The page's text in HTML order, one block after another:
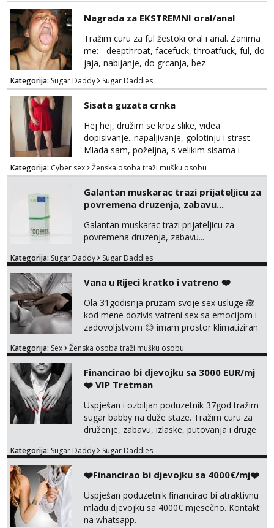
možeš nešto od toga i spremna si, javi se.
Nagrada za EKSTREMNI oral/anal
Tražim curu za ful žestoki oral i anal. Zanima
me: - deepthroat, facefuck, throatfuck, ful, do
jaja, nabijanje, do grcanja, bez
ograničavanja... - fisting (ili big insertions),
gaping, DAP/TAP, prolapse, sirenje... Ako
možeš nešto od toga i spremna si, javi se.
Nagrada po želji (od 500€ naviše, ovisi o
tome sto možeš)
Kategorija: Sugar Daddy Sugar Daddies
Sisata guzata crnka
Hej hej, družim se kroz slike, videa
dopisivanje...napaljivanje, golotinju i strast.
Mlada sam, poželjna, s velikim sisama i
guzom. 😉 Kontakt: Telegram: nebojezuto
Google chat/Gmail smmaprivatni@gmail.com
Kategorija: Cyber sex Ženska osoba traži mušku osobu
Galantan muskarac trazi prijateljicu za
povremena druzenja, zabavu...
Galantan muskarac trazi prijateljicu za
povremena druzenja, zabavu...
Kategorija: Sugar Daddy Sugar Daddies
Vana u Rijeci kratko i vatreno ❤️
Ola 31godisnja pruzam svoje sex usluge 🙈
kod mene dozivis vatreni sex sa emocijom i
zadovoljstvom 😊 imam prostor klimatiziran
nudim klasiku sa zastitom pusenje bez
neradim analno i pitanja ako radim bez odma
ignoriram radim samo sa svojim slikama
original ✌️😊ali neki vec me poznaju waccap...
Kategorija: Sex Ženska osoba traži mušku osobu
Financirao bi djevojku sa 3000 EUR/mj
❤️ VIP Tretman
Uspješan i ozbiljan poduzetnik 37god tražim
sugar babby na duže staze. Tražim curu za
druženje, zabavu, izlaske, putovanja i druge
otvorena, komunikativna, zgodna i atraktivna
markodalic37@gmail.com
Kategorija: Sugar Daddy Sugar Daddies
❤️Financirao bi djevojku sa 4000€/mj❤️
Uspješan poduzetnik financirao bi atraktivnu
mladu djevojku sa 4000€ mjesečno. Kontakt
na whatsapp.